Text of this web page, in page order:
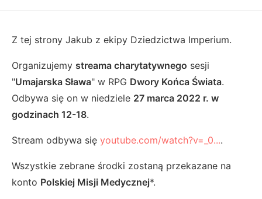
Z tej strony Jakub z ekipy Dziedzictwa Imperium.
Organizujemy streama charytatywnego sesji
"Umajarska Sława" w RPG Dwory Końca Świata.
Odbywa się on w niedziele 27 marca 2022 r. w
godzinach 12-18.
Stream odbywa się youtube.com/watch?v=_0....
Wszystkie zebrane środki zostaną przekazane na
konto Polskiej Misji Medycznej*.